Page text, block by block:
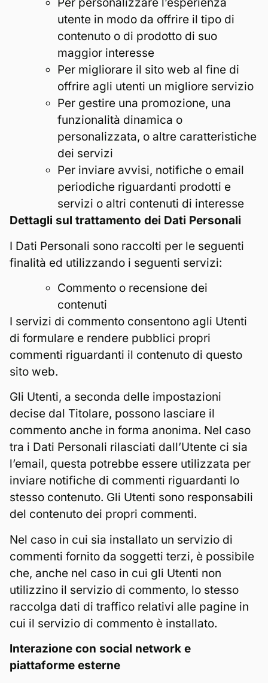
Per personalizzare l’esperienza
utente in modo da offrire il tipo di
contenuto o di prodotto di suo
maggior interesse
Per migliorare il sito web al fine di
offrire agli utenti un migliore servizio
Per gestire una promozione, una
funzionalità dinamica o
personalizzata, o altre caratteristiche
dei servizi
Per inviare avvisi, notifiche o email
periodiche riguardanti prodotti e
servizi o altri contenuti di interesse
Dettagli sul trattamento dei Dati Personali
I Dati Personali sono raccolti per le seguenti
finalità ed utilizzando i seguenti servizi:
Commento o recensione dei
contenuti
I servizi di commento consentono agli Utenti
di formulare e rendere pubblici propri
commenti riguardanti il contenuto di questo
sito web.
Gli Utenti, a seconda delle impostazioni
decise dal Titolare, possono lasciare il
commento anche in forma anonima. Nel caso
tra i Dati Personali rilasciati dall’Utente ci sia
l’email, questa potrebbe essere utilizzata per
inviare notifiche di commenti riguardanti lo
stesso contenuto. Gli Utenti sono responsabili
del contenuto dei propri commenti.
Nel caso in cui sia installato un servizio di
commenti fornito da soggetti terzi, è possibile
che, anche nel caso in cui gli Utenti non
utilizzino il servizio di commento, lo stesso
raccolga dati di traffico relativi alle pagine in
cui il servizio di commento è installato.
Interazione con social network e
piattaforme esterne